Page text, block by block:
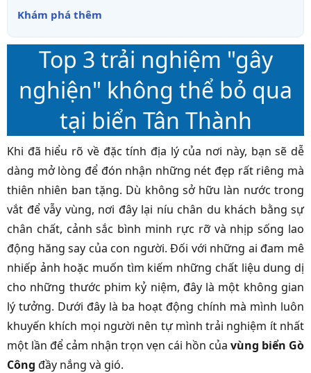
Khám phá thêm
Top 3 trải nghiệm "gây
nghiện" không thể bỏ qua
tại biển Tân Thành
Khi đã hiểu rõ về đặc tính địa lý của nơi này, bạn sẽ dễ
dàng mở lòng để đón nhận những nét đẹp rất riêng mà
thiên nhiên ban tặng. Dù không sở hữu làn nước trong
vắt để vẫy vùng, nơi đây lại níu chân du khách bằng sự
chân chất, cảnh sắc bình minh rực rỡ và nhịp sống lao
động hăng say của con người. Đối với những ai đam mê
nhiếp ảnh hoặc muốn tìm kiếm những chất liệu dung dị
cho những thước phim kỷ niệm, đây là một không gian
lý tưởng. Dưới đây là ba hoạt động chính mà mình luôn
khuyến khích mọi người nên tự mình trải nghiệm ít nhất
một lần để cảm nhận trọn vẹn cái hồn của vùng biển Gò
Công đầy nắng và gió.